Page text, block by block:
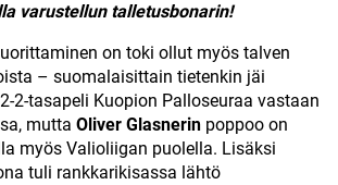
varustellun talletusbonarin!
on toki ollut myös talven
– suomalaisittain tietenkin jäi
2-tasapeli Kuopion Palloseuraa vastaan
mutta Oliver Glasnerin poppoo on
myös Valioliigan puolella. Lisäksi
tuli rankkarikisassa lähtö